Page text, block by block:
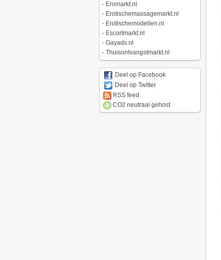
- Eromarkt.nl
- Erotischemassagemarkt.nl
- Erotischemodellen.nl
- Escortmarkt.nl
- Gayads.nl
- Thuisontvangstmarkt.nl
Deel op Facebook
Deel op Twitter
RSS feed
CO2 neutraal gehost